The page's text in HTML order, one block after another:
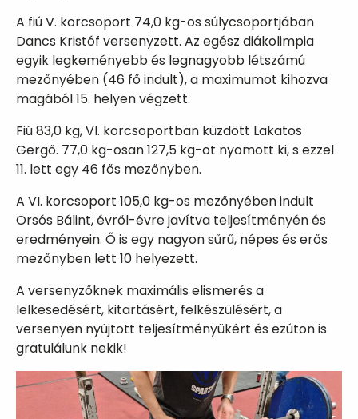
A fiú V. korcsoport 74,0 kg-os súlycsoportjában
Dancs Kristóf versenyzett. Az egész diákolimpia
egyik legkeményebb és legnagyobb létszámú
mezőnyében (46 fő indult), a maximumot kihozva
magából 15. helyen végzett.
Fiú 83,0 kg, VI. korcsoportban küzdött Lakatos
Gergő. 77,0 kg-osan 127,5 kg-ot nyomott ki, s ezzel
11. lett egy 46 fős mezőnyben.
A VI. korcsoport 105,0 kg-os mezőnyében indult
Orsós Bálint, évről-évre javítva teljesítményén és
eredményein. Ő is egy nagyon sűrű, népes és erős
mezőnyben lett 10 helyezett.
A versenyzőknek maximális elismerés a
lelkesedésért, kitartásért, felkészülésért, a
versenyen nyújtott teljesítményükért és ezúton is
gratulálunk nekik!